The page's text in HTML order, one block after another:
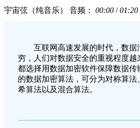
宇宙弦（纯音乐） 音频： 00:00 / 01:20
互联网高速发展的时代，数据
穷，人们对数据安全的重视程度越
都选择用数据加密软件保障数据传
的数据加密算法，可分为对称算法
希算法以及混合算法。